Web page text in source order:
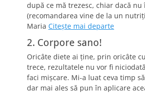
după ce mă trezesc, chiar dacă nu
(recomandarea vine de la un
Maria Citeşte mai departe
2. Corpore sano!
Oricâte diete ai ţine, prin oricâte
trece, rezultatele nu vor fi
faci mişcare. Mi-a luat ceva timp
dar mai ales să pun în aplicare